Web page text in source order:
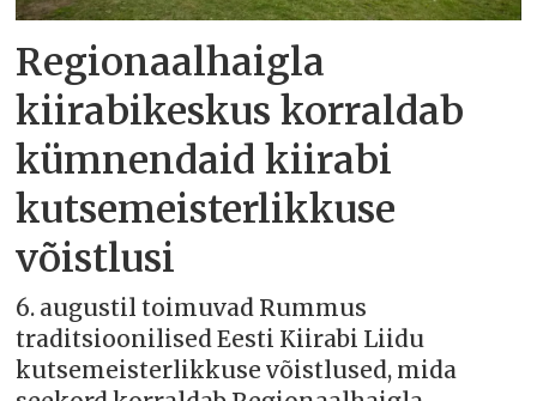
Regionaalhaigla
kiirabikeskus korraldab
kümnendaid kiirabi
kutsemeisterlikkuse
võistlusi
6. augustil toimuvad Rummus
traditsioonilised Eesti Kiirabi Liidu
kutsemeisterlikkuse võistlused, mida